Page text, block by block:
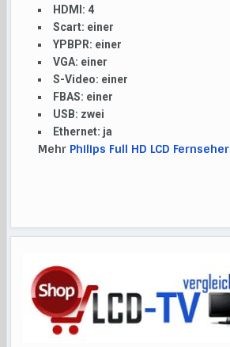
HDMI: 4
Scart: einer
YPBPR: einer
VGA: einer
S-Video: einer
FBAS: einer
USB: zwei
Ethernet: ja
Mehr Philips Full HD LCD Fernseher